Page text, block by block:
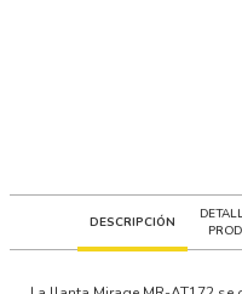
DESCRIPCIÓN